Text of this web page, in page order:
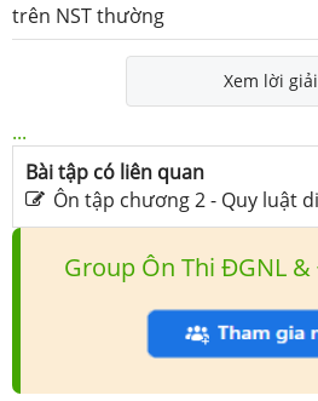
trên NST thường
Xem lời giải
...
Bài tập có liên quan
Ôn tập chương 2 - Quy luật
Group Ôn Thi ĐGNL